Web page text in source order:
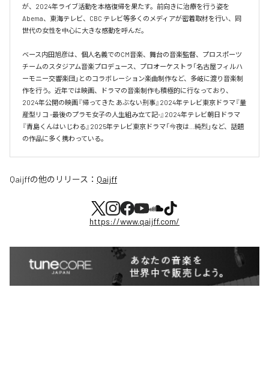
が、2024年ライブ活動を本格復帰を果たす。前向きに治療を行う姿を
Abema、東海テレビ、CBC テレビ等多くのメディアが密着取材を行い、同
世代の女性を中心に大きな感動を呼んだ。
ベース内田旭彦は、個人名義でのCM音楽、舞台の音楽監督、プロスポーツ
チームのスタジアム音楽プロデュース、プロオーケストラ「名古屋フィルハ
ーモニー交響楽団」とのコラボレーション楽曲制作など、多岐に渡り音楽制
作を行う。近年では映画、ドラマの音楽制作も積極的に行なっており、
2024年公開の映画『帰ってきた あぶない刑事』2024年テレビ東京ドラマ『量
産型リコ -最後のプラモ女子の人生組み立て記-』2024年テレビ朝日ドラマ
『青島くんはいじわる』2025年テレビ東京ドラマ「今夜は…純烈」など、話題
の作品に多く携わっている。
Qaijffの他のリリース： Qaijff
https://www.qaijff.com/